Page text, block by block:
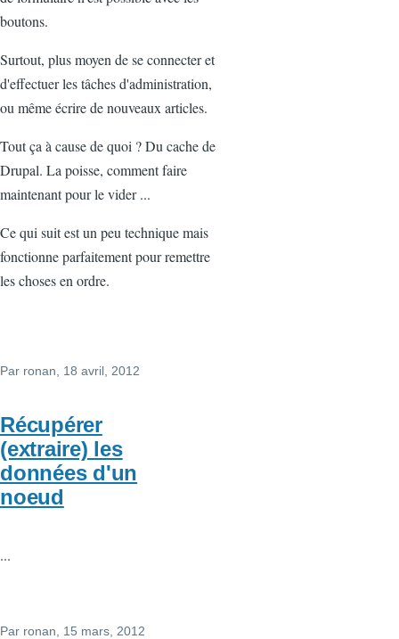
boutons.
Surtout, plus moyen de se connecter et
d'effectuer les tâches d'administration,
ou même écrire de nouveaux articles.
Tout ça à cause de quoi ? Du cache de
Drupal. La poisse, comment faire
maintenant pour le vider ...
Ce qui suit est un peu technique mais
fonctionne parfaitement pour remettre
les choses en ordre.
Par ronan , 18 avril, 2012
Récupérer
(extraire) les
données d'un
noeud
...
Par ronan , 15 mars, 2012